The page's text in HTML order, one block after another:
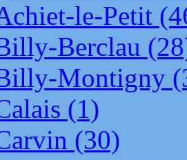
le-Petit
Berclau
Montigny
(1)
(30)